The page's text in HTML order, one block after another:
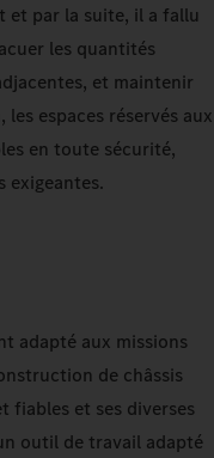
et par la suite, il a fallu
les quantités
et maintenir
espaces réservés aux
en toute sécurité,
exigeantes.
adapté aux missions
de châssis
fiables et ses diverses
outil de travail adapté